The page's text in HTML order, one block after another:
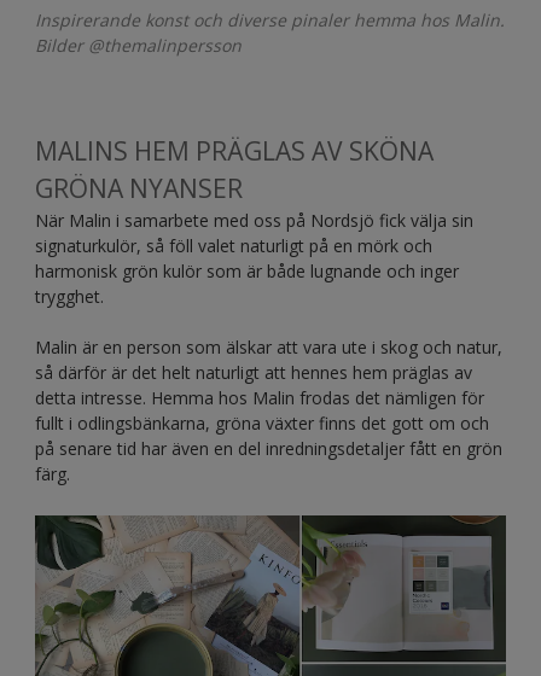
Inspirerande konst och diverse pinaler hemma hos Malin.
Bilder @themalinpersson
MALINS HEM PRÄGLAS AV SKÖNA
GRÖNA NYANSER
När Malin i samarbete med oss på Nordsjö fick välja sin
signaturkulör, så föll valet naturligt på en mörk och
harmonisk grön kulör som är både lugnande och inger
trygghet.
Malin är en person som älskar att vara ute i skog och natur,
så därför är det helt naturligt att hennes hem präglas av
detta intresse. Hemma hos Malin frodas det nämligen för
fullt i odlingsbänkarna, gröna växter finns det gott om och
på senare tid har även en del inredningsdetaljer fått en grön
färg.